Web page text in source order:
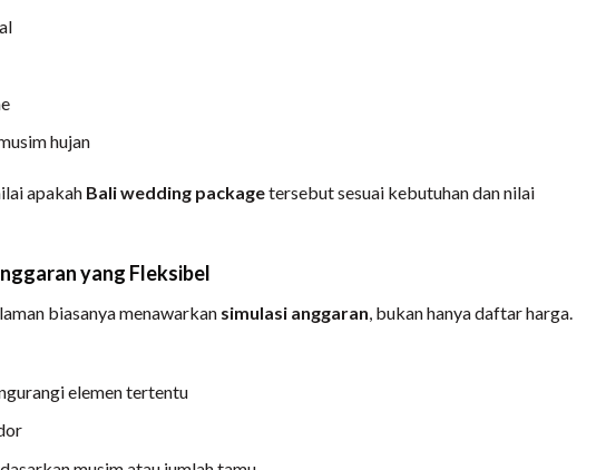
hujan
apakah Bali wedding packagetersebut sesuai kebutuhan dan nilai
yang Fleksibel
biasanya menawarkan simulasi anggaran, bukan hanya daftar harga.
elemen tertentu